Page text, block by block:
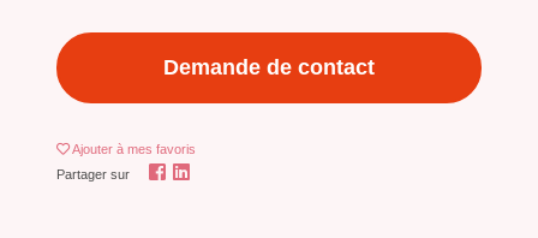
Demande de contact
Ajouter à mes favoris
Partager sur